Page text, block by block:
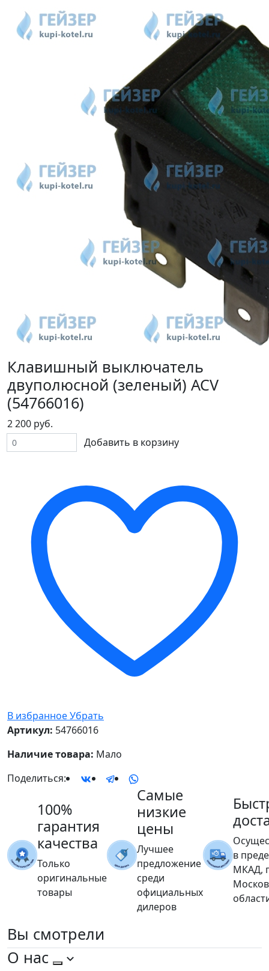
Клавишный выключатель
двуполюсной (зеленый) ACV
(54766016)
2 200 руб.
Добавить в корзину
В избранноеУбрать
Артикул: 54766016
Наличие товара: Мало
Поделиться:
100%
гарантия
качества
Только
оригинальные
товары
Самые
низкие
цены
Лучшее
предложение
среди
официальных
дилеров
в
МКАД,
Вы смотрели
О нас